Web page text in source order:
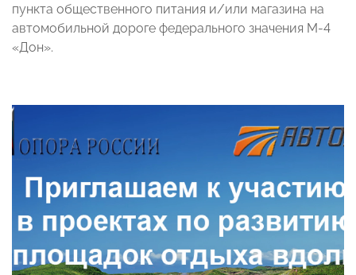
пункта общественного питания и/или магазина на
автомобильной дороге федерального значения М-4
«Дон».